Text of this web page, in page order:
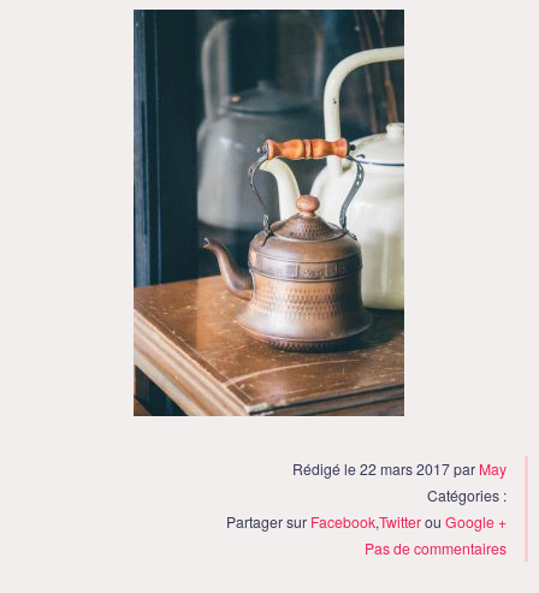
Rédigé le 22 mars 2017 par May
Catégories :
Partager sur Facebook,TwitterouGoogle +
Pas de commentaires